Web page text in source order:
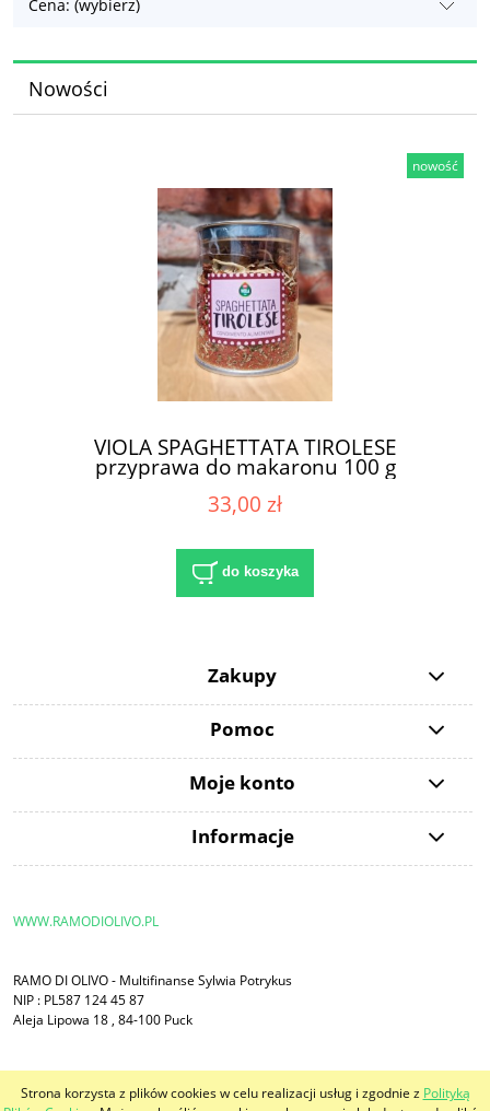
Strona korzysta z plików cookies w celu realizacji usług i zgodnie z Polityką
Cena: (wybierz)
Nowości
VIOLA SPAGHETTATA TIROLESE
przyprawa do makaronu 100 g
33,00 zł
do koszyka
nowość
Zakupy
Pomoc
Moje konto
Informacje
WWW.RAMODIOLIVO.PL
RAMO DI OLIVO - Multifinanse Sylwia Potrykus
NIP : PL587 124 45 87
Aleja Lipowa 18 , 84-100 Puck